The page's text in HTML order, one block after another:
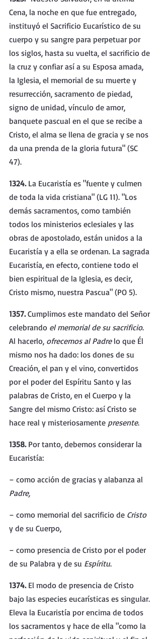
Cena, la noche en que fue entregado,
instituyó el Sacrificio Eucarístico de su
cuerpo y su sangre para perpetuar por
los siglos, hasta su vuelta, el sacrificio de
la cruz y confiar así a su Esposa amada,
la Iglesia, el memorial de su muerte y
resurrección, sacramento de piedad,
signo de unidad, vínculo de amor,
banquete pascual en el que se recibe a
Cristo, el alma se llena de gracia y se nos
da una prenda de la gloria futura" (SC
47).
1324. La Eucaristía es "fuente y culmen
de toda la vida cristiana" (LG 11). "Los
demás sacramentos, como también
todos los ministerios eclesiales y las
obras de apostolado, están unidos a la
Eucaristía y a ella se ordenan. La sagrada
Eucaristía, en efecto, contiene todo el
bien espiritual de la Iglesia, es decir,
Cristo mismo, nuestra Pascua" (PO 5).
1357. Cumplimos este mandato del Señor
celebrando el memorial de su sacrificio.
Al hacerlo, ofrecemos al Padre lo que Él
mismo nos ha dado: los dones de su
Creación, el pan y el vino, convertidos
por el poder del Espíritu Santo y las
palabras de Cristo, en el Cuerpo y la
Sangre del mismo Cristo: así Cristo se
hace real y misteriosamente presente.
1358. Por tanto, debemos considerar la
Eucaristía:
– como acción de gracias y alabanza al
Padre,
– como memorial del sacrificio de Cristo
y de su Cuerpo,
– como presencia de Cristo por el poder
de su Palabra y de su Espíritu.
1374. El modo de presencia de Cristo
bajo las especies eucarísticas es singular.
Eleva la Eucaristía por encima de todos
los sacramentos y hace de ella "como la